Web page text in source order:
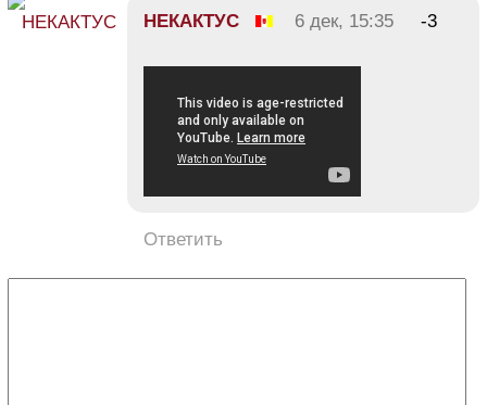
НЕКАКТУС 6 дек, 15:35 -3
Ответить